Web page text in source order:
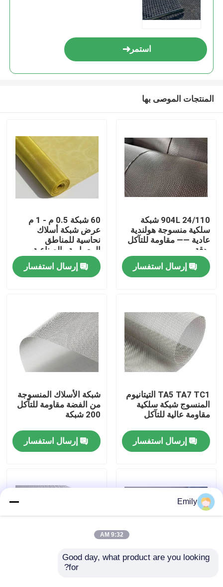
المنتجات
حولنا
جولة في المصنع
أخبار
القضايا
استمر
المنتجات الموصى بها
904L 24/110 شبكة
سلكية منسوجة هولندية
عادية —— مقاومة للتآكل
بدقة
إرسال استفسار
60 شبكة 0.5 م - 1 م
عرض شبكة أسلاك
نحاسية للمناطق
المعمارية والصناعية
والكيميائية
إرسال استفسار
TA5 TA7 TC1 التيتانيوم
المنسوج شبكة سلكية
مقاومة عالية للتآكل
إرسال استفسار
شبكة الأسلاك المنسوجة
من الفضة مقاومة للتآكل
200 شبكة
إرسال استفسار
شبكة أسلاك المونيل –
Emily
9:32 AM
Good day, what product are you looking
for?